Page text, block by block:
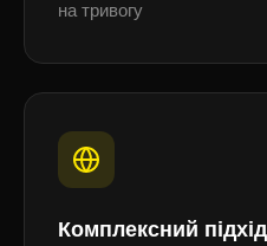
на тривогу
Комплексний